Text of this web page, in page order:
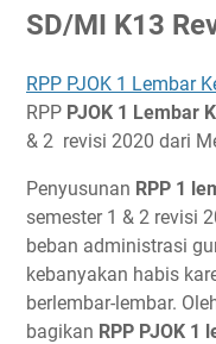
SD/MI K13
RPP PJOK 1 Lembar
RPP PJOK 1 Lembar
& 2 revisi 2020 dari
Penyusunan RPP 1
semester 1 & 2 revisi
beban administrasi
kebanyakan habis
berlembar-lembar.
bagikan RPP PJOK 1